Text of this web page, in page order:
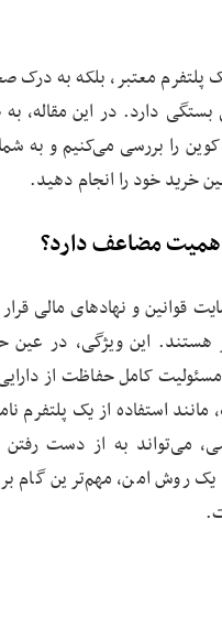
پلتفرم معتبر، بلکه به درک
دارد. در این مقاله،
را بررسی می‌کنیم و به
خرید خود را انجام دهید.
مضاعف دارد؟
و نهادهای مالی قرار
هستند. این ویژگی، در عین
کامل حفاظت از دارایی
استفاده از یک پلتفرم
می‌تواند به از دست رفتن
یک روش امن، مهم‌ترین گام